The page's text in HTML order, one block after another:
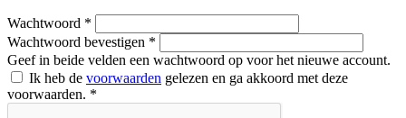
Wachtwoord *
Wachtwoord bevestigen *
Geef in beide velden een wachtwoord op voor het nieuwe account.
Ik heb de voorwaarden gelezen en ga akkoord met deze
voorwaarden. *